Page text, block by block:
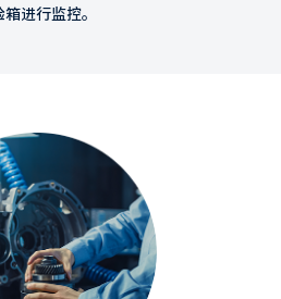
进行监控。